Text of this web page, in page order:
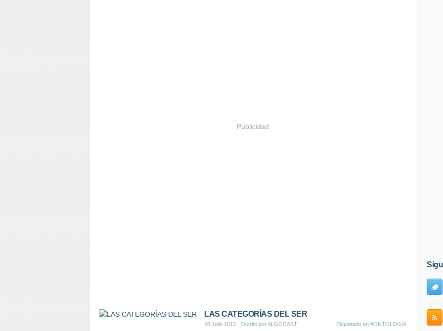
Publicidad
LAS CATEGORÍAS DEL SER
26 Julio 2013 , Escrito por ALGOCAST Etiquetado en #ONTOLOGÍA